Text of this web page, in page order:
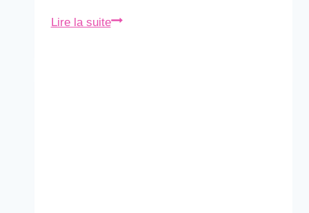
Lire la suiteAdriana